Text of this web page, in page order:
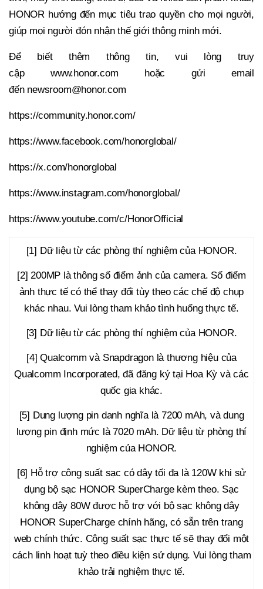
HONOR hướng đến mục tiêu trao quyền cho mọi người,
giúp mọi người đón nhận thế giới thông minh mới.
Để biết thêm thông tin, vui lòng truy
cập www.honor.com hoặc gửi email
đến newsroom@honor.com
https://community.honor.com/
https://www.facebook.com/honorglobal/
https://x.com/honorglobal
https://www.instagram.com/honorglobal/
https://www.youtube.com/c/HonorOfficial
[1] Dữ liệu từ các phòng thí nghiệm của HONOR.
[2] 200MP là thông số điểm ảnh của camera. Số điểm
ảnh thực tế có thể thay đổi tùy theo các chế độ chụp
khác nhau. Vui lòng tham khảo tình huống thực tế.
[3] Dữ liệu từ các phòng thí nghiệm của HONOR.
[4] Qualcomm và Snapdragon là thương hiệu của
Qualcomm Incorporated, đã đăng ký tại Hoa Kỳ và các
quốc gia khác.
[5] Dung lượng pin danh nghĩa là 7200 mAh, và dung
lượng pin định mức là 7020 mAh. Dữ liệu từ phòng thí
nghiệm của HONOR.
[6] Hỗ trợ công suất sạc có dây tối đa là 120W khi sử
dụng bộ sạc HONOR SuperCharge kèm theo. Sạc
không dây 80W được hỗ trợ với bộ sạc không dây
HONOR SuperCharge chính hãng, có sẵn trên trang
web chính thức. Công suất sạc thực tế sẽ thay đổi một
cách linh hoạt tuỳ theo điều kiện sử dụng. Vui lòng tham
khảo trải nghiệm thực tế.